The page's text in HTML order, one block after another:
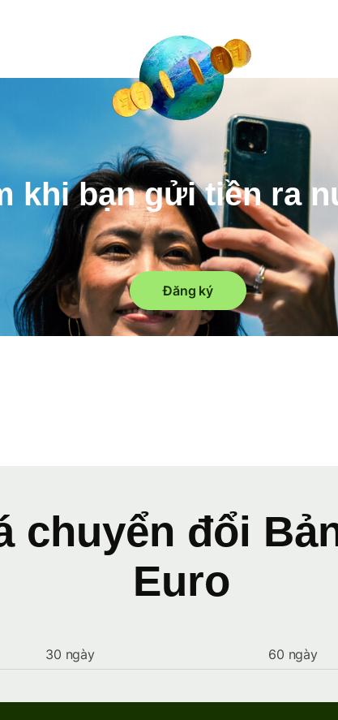
khi bạn gửi tiền ra
Đăng ký
chuyển đổi
Euro
30 ngày 60 ngày